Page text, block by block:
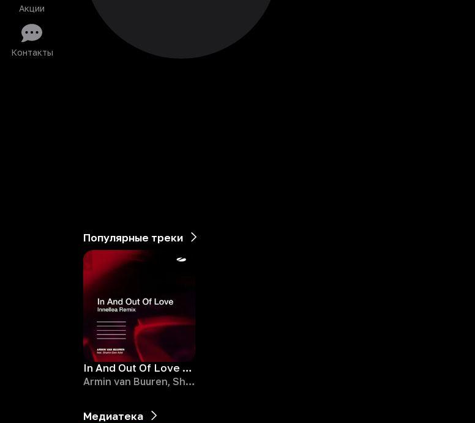
Акции
Контакты
Популярные треки
In And Out Of Love - Innellea Remix
Armin van Buuren, Sharon den Adel, Innellea
Медиатека